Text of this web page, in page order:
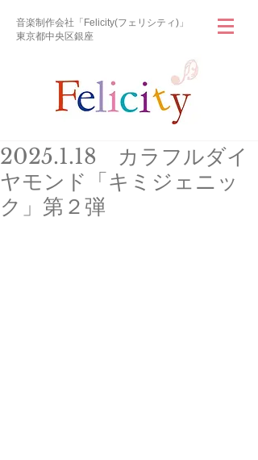
音楽制作会社「Felicity(フェリシティ)」
東京都中央区銀座
2025.1.18 カラフルダイ
ヤモンド「キミジェニッ
ク」第２弾